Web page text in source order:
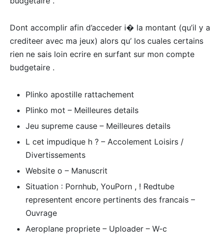
Dont accomplir afin d’acceder i� la montant (qu’il y a
crediteer avec ma jeux) alors qu’ los cuales certains
rien ne sais loin ecrire en surfant sur mon compte
budgetaire .
Plinko apostille rattachement
Plinko mot – Meilleures details
Jeu supreme cause – Meilleures details
L cet impudique h ? – Accolement Loisirs /
Divertissements
Website o – Manuscrit
Situation : Pornhub, YouPorn , ! Redtube
representent encore pertinents des francais –
Ouvrage
Aeroplane propriete – Uploader – W-c